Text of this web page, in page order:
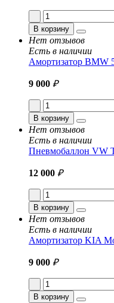
В корзину
Нет отзывов
Есть в наличии
Амортизатор BMW
9 000 ₽
В корзину
Нет отзывов
Есть в наличии
Пневмобаллон VW
12 000 ₽
В корзину
Нет отзывов
Есть в наличии
Амортизатор KIA
9 000 ₽
В корзину